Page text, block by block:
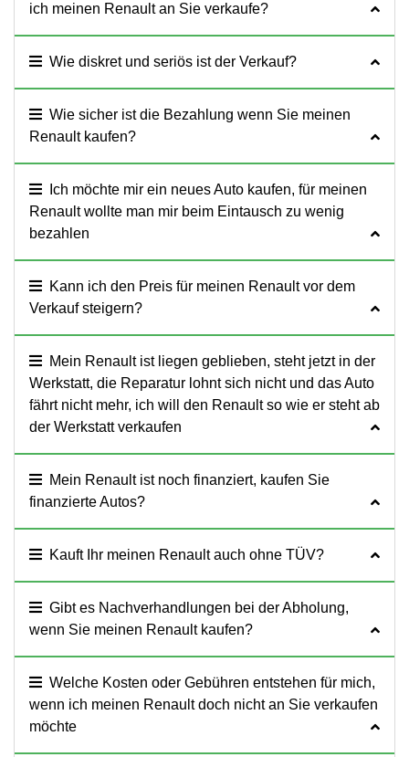
ich meinen Renault an Sie verkaufe?
Wie diskret und seriös ist der Verkauf?
Wie sicher ist die Bezahlung wenn Sie meinen
Renault kaufen?
Ich möchte mir ein neues Auto kaufen, für meinen
Renault wollte man mir beim Eintausch zu wenig
bezahlen
Kann ich den Preis für meinen Renault vor dem
Verkauf steigern?
Mein Renault ist liegen geblieben, steht jetzt in der
Werkstatt, die Reparatur lohnt sich nicht und das Auto
fährt nicht mehr, ich will den Renault so wie er steht ab
der Werkstatt verkaufen
Mein Renault ist noch finanziert, kaufen Sie
finanzierte Autos?
Kauft Ihr meinen Renault auch ohne TÜV?
Gibt es Nachverhandlungen bei der Abholung,
wenn Sie meinen Renault kaufen?
Welche Kosten oder Gebühren entstehen für mich,
wenn ich meinen Renault doch nicht an Sie verkaufen
möchte